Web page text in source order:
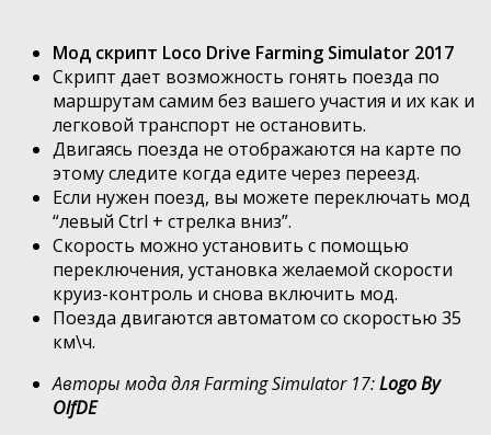
Мод скрипт Loco Drive Farming Simulator 2017
Скрипт дает возможность гонять поезда по
маршрутам самим без вашего участия и их как и
легковой транспорт не остановить.
Двигаясь поезда не отображаются на карте по
этому следите когда едите через переезд.
Если нужен поезд, вы можете переключать мод
“левый Ctrl + стрелка вниз”.
Скорость можно установить с помощью
переключения, установка желаемой скорости
круиз-контроль и снова включить мод.
Поезда двигаются автоматом со скоростью 35
км\ч.
Авторы мода для Farming Simulator 17:Logo By
OlfDE